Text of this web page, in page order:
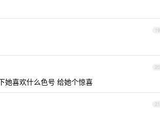
19
20
她喜欢什么色号 给她个惊喜
21